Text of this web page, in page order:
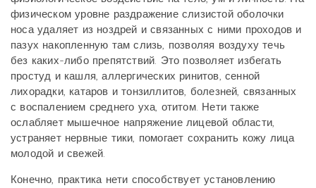
физическом уровне раздражение слизистой оболочки
носа удаляет из ноздрей и связанных с ними проходов и
пазух накопленную там слизь, позволяя воздуху течь
без каких-либо препятствий. Это позволяет избегать
простуд и кашля, аллергических ринитов, сенной
лихорадки, катаров и тонзиллитов, болезней, связанных
с воспалением среднего уха, отитом. Нети также
ослабляет мышечное напряжение лицевой области,
устраняет нервные тики, помогает сохранить кожу лица
молодой и свежей.
Конечно, практика нети способствует установлению